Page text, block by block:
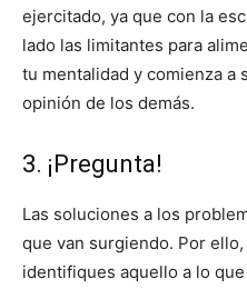
ejercitado, ya que con la
lado las limitantes para
tu mentalidad y comienza a
opinión de los demás.
3. ¡Pregunta!
Las soluciones a los
que van surgiendo. Por
identifiques aquello a lo